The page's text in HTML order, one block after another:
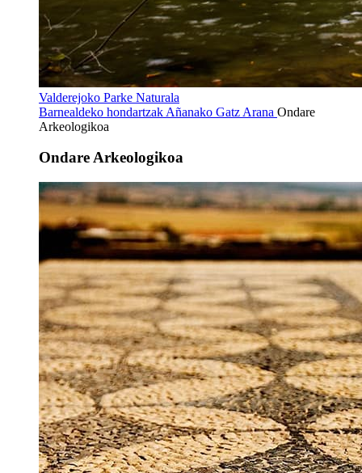
Valderejoko Parke Naturala
Barnealdeko hondartzak Añanako Gatz Arana Ondare
Arkeologikoa
Ondare Arkeologikoa